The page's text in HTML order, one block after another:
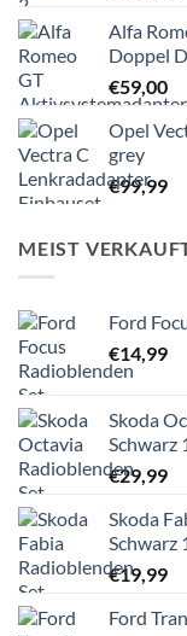
Alfa
Doppel
€59,00
Opel
grey
€99,99
MEIST
Ford
€14,99
Skoda
Schwarz
€29,99
Skoda
Schwarz
€19,99
Ford